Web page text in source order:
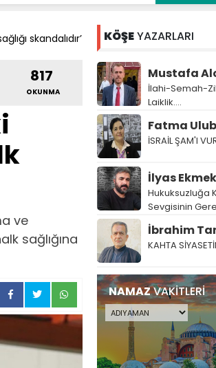
skandalıdır’
817
OKUNMA
ve
sağlığına
KÖŞEYAZARLARI
Mustafa
İlahi-Semah-
Laiklik….
Fatma
İSRAİL ŞAM'I
İlyas
Hukuksuzluğa
Sevgisinin
İbrahim
KAHTA
NAMAZVAKİTLERİ